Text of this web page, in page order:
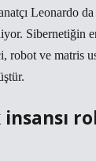
Leonardo
Sibernetiğin
ve matris